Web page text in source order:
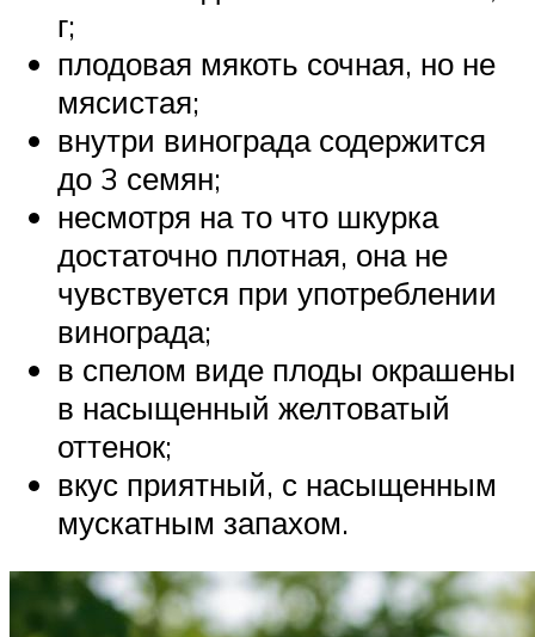
г;
плодовая мякоть сочная, но не
мясистая;
внутри винограда содержится
до 3 семян;
несмотря на то что шкурка
достаточно плотная, она не
чувствуется при употреблении
винограда;
в спелом виде плоды окрашены
в насыщенный желтоватый
оттенок;
вкус приятный, с насыщенным
мускатным запахом.